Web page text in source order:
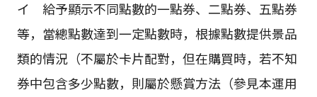
イ 給予顯示不同點數的一點券、二點券、五點券
等，當總點數達到一定點數時，根據點數提供景品
類的情況（不屬於卡片配對，但在購買時，若不知
券中包含多少點數，則屬於懸賞方法（參見本運用